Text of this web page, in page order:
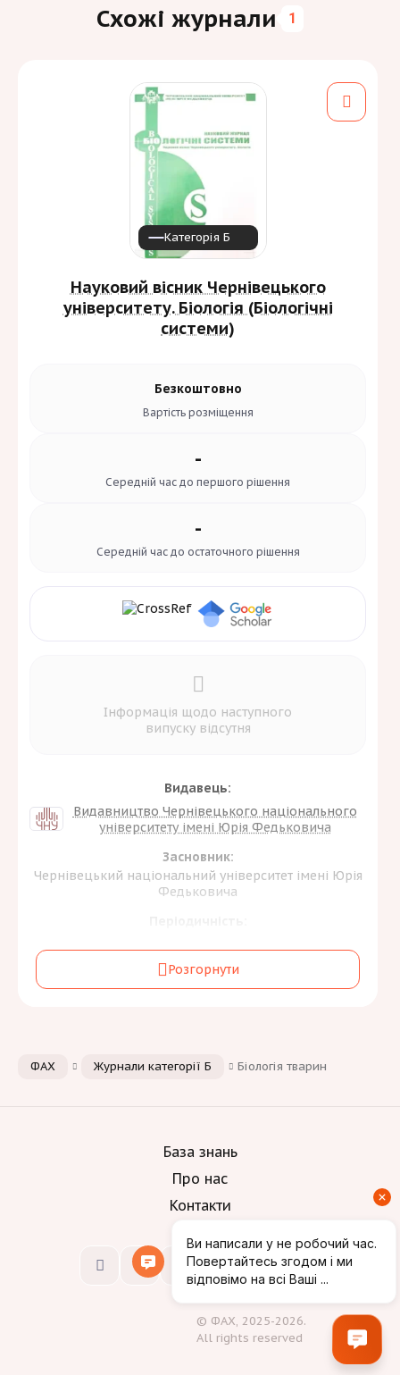
Схожі журнали 1
Категорія Б
Видавець:
Видавництво Чернівецького національного
університету імені Юрія Федьковича
Засновник:
Чернівецький національний університет імені Юрія
Федьковича
Галузь знань та спеціальність:
Природничі науки, математика та статистика [1]
Науковий вісник Чернівецького
університету. Біологія (Біологічні
системи)
Безкоштовно
Вартість розміщення
-
Середній час до першого рішення
-
Середній час до остаточного рішення
Інформація щодо наступного
випуску відсутня
Розгорнути
ФАХ Журнали категорії Б Біологія тварин
База знань
Про нас
Контакти
© ФАХ, 2025-2026.
All rights reserved